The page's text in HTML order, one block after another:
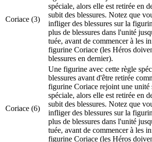
Coriace (3)
spéciale, alors elle est retirée en
subit des blessures. Notez que
infliger des blessures sur la
plus de blessures dans l'unité
tuée, avant de commencer à les
figurine Coriace (les Héros
blessures en dernier).
Coriace (6)
Une figurine avec cette règle
blessures avant d'être retirée
figurine Coriace rejoint une unité
spéciale, alors elle est retirée en
subit des blessures. Notez que
infliger des blessures sur la
plus de blessures dans l'unité
tuée, avant de commencer à les
figurine Coriace (les Héros